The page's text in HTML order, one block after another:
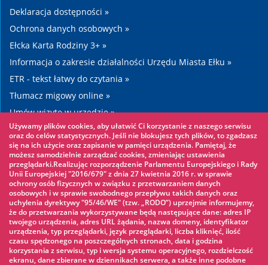
Deklaracja dostępności »
Ochrona danych osobowych »
Ełcka Karta Rodziny 3+ »
Informacja o zakresie działalności Urzędu Miasta Ełku »
ETR - tekst łatwy do czytania »
Tłumacz migowy online »
Umów wizytę w urzędzie »
Drogi »
Warto zobaczyć
Park linowy »
Park Wodny »
Lodowisko »
KINOECK »
Muzeum »
Używamy plików cookies, aby ułatwić Ci korzystanie z naszego serwisu
oraz do celów statystycznych. Jeśli nie blokujesz tych plików, to zgadzasz
się na ich użycie oraz zapisanie w pamięci urządzenia. Pamiętaj, że
możesz samodzielnie zarządzać cookies, zmieniając ustawienia
przeglądarki.Realizując rozporządzenie Parlamentu Europejskiego i Rady
Unii Europejskiej "2016/679" z dnia 27 kwietnia 2016 r. w sprawie
ochrony osób fizycznych w związku z przetwarzaniem danych
osobowych i w sprawie swobodnego przepływu takich danych oraz
uchylenia dyrektywy "95/46/WE" (tzw. „RODO”) uprzejmie informujemy,
że do przetwarzania wykorzystywane będą następujące dane: adres IP
twojego urządzenia, adres URL żądania, nazwa domeny, identyfikator
urządzenia, typ przeglądarki, język przeglądarki, liczba kliknięć, ilość
czasu spędzonego na poszczególnych stronach, data i godzina
korzystania z serwisu, typ i wersja systemu operacyjnego, rozdzielczość
ekranu, dane zbierane w dziennikach serwera, a także inne podobne